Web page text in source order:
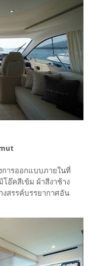
การออกแบบภายในที่
อ๊คสีเข้ม ผ้าสีงาช้าง
งสรรค์บรรยากาศอัน